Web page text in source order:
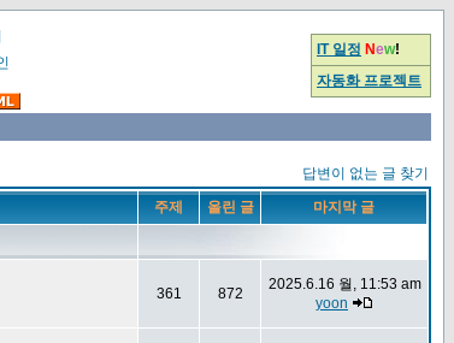
IT 일정 New!
자동화 프로젝트
답변이 없는 글 찾기
주제 올린 글 마지막 글
361 872
2025.6.16 월, 11:53 am
yoon